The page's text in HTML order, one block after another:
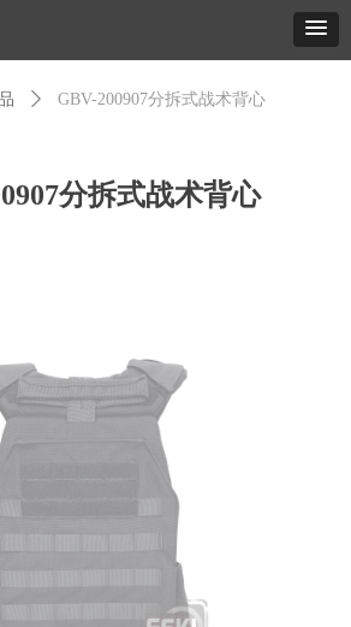
ꄲ GBV-200907分拆式战术背心
分拆式战术背心